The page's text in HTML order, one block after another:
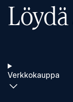
Löydä
Verkkokauppa